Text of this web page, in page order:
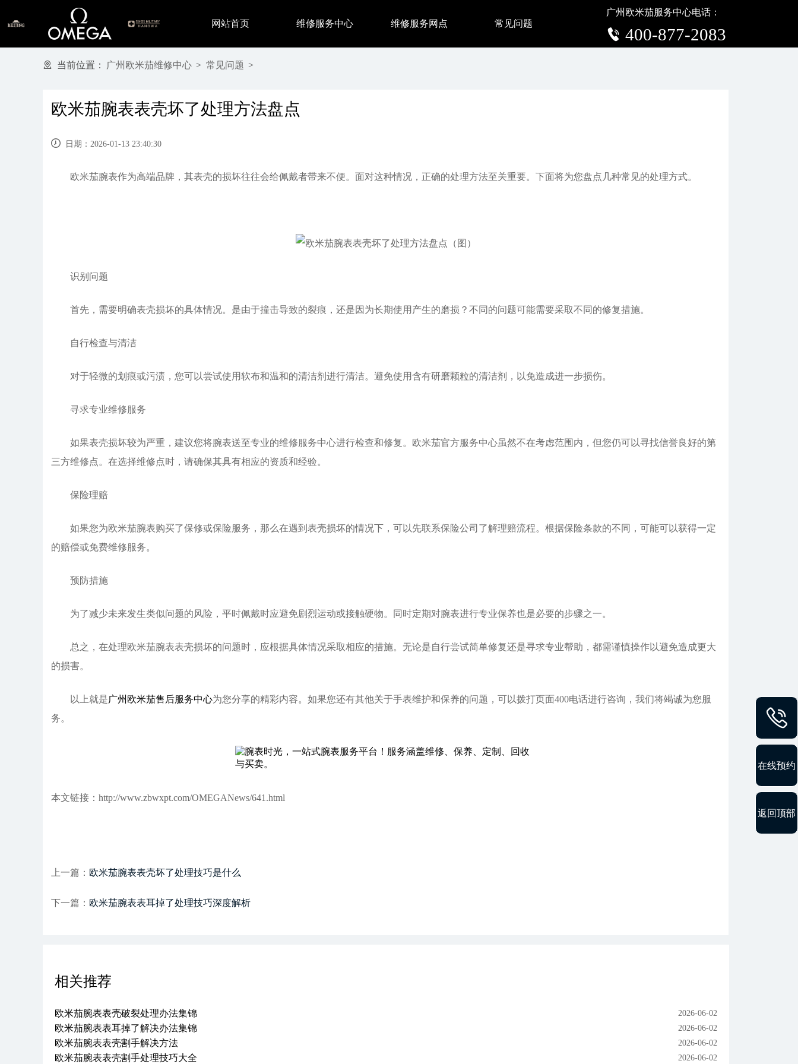
网站首页 维修服务中心 维修服务网点 常见问题
广州欧米茄服务中心电话：
400-877-2083
当前位置： 广州欧米茄维修中心 > 常见问题 >
欧米茄腕表表壳坏了处理方法盘点
日期：2026-01-13 23:40:30
欧米茄腕表作为高端品牌，其表壳的损坏往往会给佩戴者带来不便。面对这种情况，正确的处理方法至关重要。下面将为您盘点几种常见的处理方式。
识别问题
首先，需要明确表壳损坏的具体情况。是由于撞击导致的裂痕，还是因为长期使用产生的磨损？不同的问题可能需要采取不同的修复措施。
自行检查与清洁
对于轻微的划痕或污渍，您可以尝试使用软布和温和的清洁剂进行清洁。避免使用含有研磨颗粒的清洁剂，以免造成进一步损伤。
寻求专业维修服务
如果表壳损坏较为严重，建议您将腕表送至专业的维修服务中心进行检查和修复。欧米茄官方服务中心虽然不在考虑范围内，但您仍可以寻找信誉良好的第
三方维修点。在选择维修点时，请确保其具有相应的资质和经验。
保险理赔
如果您为欧米茄腕表购买了保修或保险服务，那么在遇到表壳损坏的情况下，可以先联系保险公司了解理赔流程。根据保险条款的不同，可能可以获得一定
的赔偿或免费维修服务。
预防措施
为了减少未来发生类似问题的风险，平时佩戴时应避免剧烈运动或接触硬物。同时定期对腕表进行专业保养也是必要的步骤之一。
总之，在处理欧米茄腕表表壳损坏的问题时，应根据具体情况采取相应的措施。无论是自行尝试简单修复还是寻求专业帮助，都需谨慎操作以避免造成更大
的损害。
以上就是广州欧米茄售后服务中心为您分享的精彩内容。如果您还有其他关于手表维护和保养的问题，可以拨打页面400电话进行咨询，我们将竭诚为您服
务。
本文链接：http://www.zbwxpt.com/OMEGANews/641.html
上一篇： 欧米茄腕表表壳坏了处理技巧是什么
下一篇： 欧米茄腕表表耳掉了处理技巧深度解析
相关推荐
欧米茄腕表表壳破裂处理办法集锦 2026-06-02
欧米茄腕表表耳掉了解决办法集锦 2026-06-02
欧米茄腕表表壳割手解决方法 2026-06-02
欧米茄腕表表壳割手处理技巧大全 2026-06-02
在线预约
返回顶部